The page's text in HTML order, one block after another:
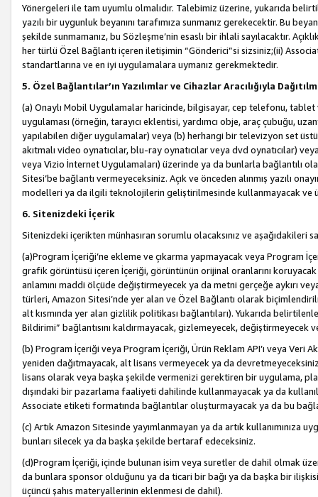
Yönergeleri ile tam uyumlu olmalıdır. Talebimiz üzerine, yukarıda
yazılı bir uygunluk beyanını tarafımıza sunmanız gerekecektir. Bu
şekilde sunmamanız, bu Sözleşme’nin esaslı bir ihlali sayılacaktır.
her türlü Özel Bağlantı içeren iletişimin “Gönderici”si sizsiniz;(ii)
standartlarına ve en iyi uygulamalara uymanız gerekmektedir.
5. Özel Bağlantılar’ın Yazılımlar ve Cihazlar Aracılığıyla
(a) Onaylı Mobil Uygulamalar haricinde, bilgisayar, cep telefonu,
uygulaması (örneğin, tarayıcı eklentisi, yardımcı obje, araç çubuğu,
yapılabilen diğer uygulamalar) veya (b) herhangi bir televizyon set
akıtmalı video oynatıcılar, blu-ray oynatıcılar veya dvd oynatıcılar)
veya Vizio İnternet Uygulamaları) üzerinde ya da bunlarla bağlantılı
Sitesi’be bağlantı vermeyeceksiniz. Açık ve önceden alınmış yazılı
modelleri ya da ilgili teknolojilerin geliştirilmesinde kullanmayacak ve
6. Sitenizdeki İçerik
Sitenizdeki içerikten münhasıran sorumlu olacaksınız ve aşağıdakileri
(a)Program İçeriği’ne ekleme ve çıkarma yapmayacak veya Program
grafik görüntüsü içeren İçeriği, görüntünün orijinal oranlarını
anlamını maddi ölçüde değiştirmeyecek ya da metni gerçeğe aykırı
türleri, Amazon Sitesi’nde yer alan ve Özel Bağlantı olarak
alt kısmında yer alan gizlilik politikası bağlantıları). Yukarıda
Bildirimi” bağlantısını kaldırmayacak, gizlemeyecek,
(b) Program İçeriği veya Program İçeriği, Ürün Reklam API’ı veya Veri
yeniden dağıtmayacak, alt lisans vermeyecek ya da
lisans olarak veya başka şekilde vermenizi gerektiren bir uygulama,
dışındaki bir pazarlama faaliyeti dahilinde kullanmayacak ya da
Associate etiketi formatında bağlantılar oluşturmayacak ya da bu
(c) Artık Amazon Sitesinde yayımlanmayan ya da artık kullanımınıza
bunları silecek ya da başka şekilde bertaraf edeceksiniz.
(d)Program İçeriği, içinde bulunan isim veya suretler de dahil olmak
da bunlara sponsor olduğunu ya da ticari bir bağı ya da başka bir
üçüncü şahıs materyallerinin eklenmesi de dahil).